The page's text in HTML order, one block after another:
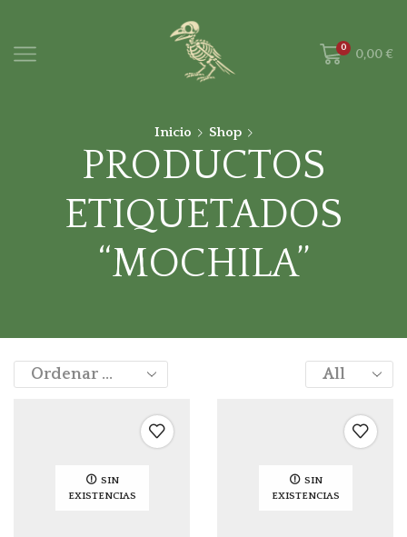
0 0,00 €
Inicio Shop
PRODUCTOS
ETIQUETADOS
“MOCHILA”
SIN
EXISTENCIAS
SIN
EXISTENCIAS